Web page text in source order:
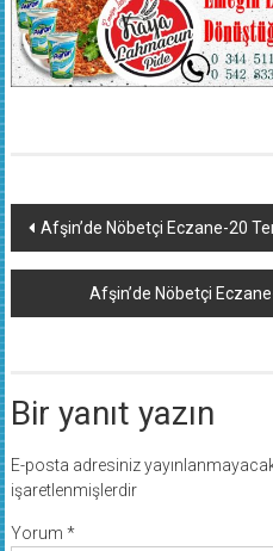
Yazı
dolaşımı
Afşin’de Nöbetçi Eczane-20
Afşin’de Nöbetçi
Bir yanıt yazın
E-posta adresiniz
işaretlenmişlerdir
Yorum *